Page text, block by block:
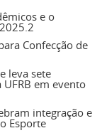
e o
Confecção de
leva sete
UFRB em evento
integração e
Esporte